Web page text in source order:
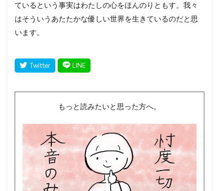
ているという事実はわたしの心をほんのりともす。我々
はそういうあたたかな優しい世界を生きているのだと思
います。
もっと読みたいと思った方へ。